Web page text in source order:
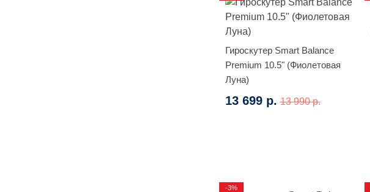
Гироскутер Smart Balance
Premium 10.5" (Фиолетовая
Луна)
13 699 р. 13 990 р.
-3%